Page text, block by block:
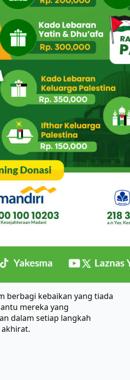
berbagi kebaikan yang tiada
mereka yang
dalam setiap langkah